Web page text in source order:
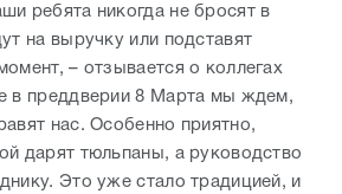
ребята никогда не бросят в
на выручку или подставят
– отзывается о коллегах
в преддверии 8 Марта мы ждем,
нас. Особенно приятно,
дарят тюльпаны, а руководство
Это уже стало традицией, и